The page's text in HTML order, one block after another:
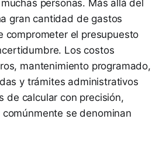
personas. Más allá del
gran cantidad de gastos
comprometer el presupuesto
Los costos
mantenimiento programado,
y trámites administrativos
de calcular con precisión,
se denominan